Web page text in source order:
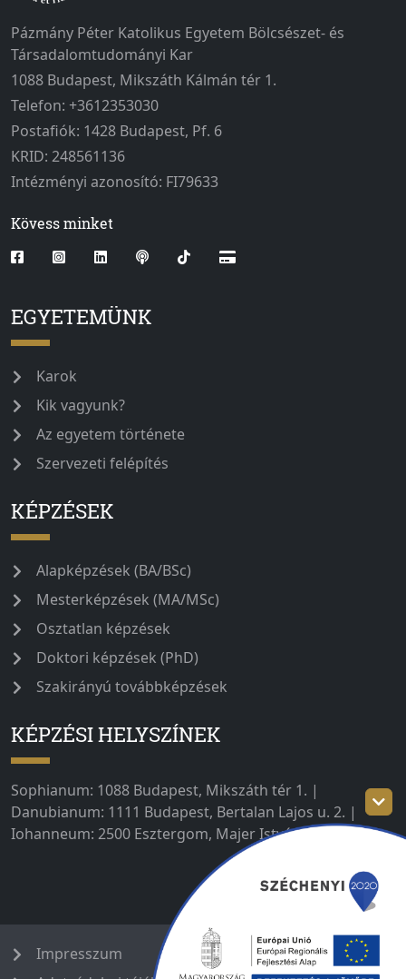
Pázmány Péter Katolikus Egyetem Bölcsészet- és
Társadalomtudományi Kar
1088 Budapest, Mikszáth Kálmán tér 1.
Telefon: +3612353030
Postafiók: 1428 Budapest, Pf. 6
KRID: 248561136
Intézményi azonosító: FI79633
Kövess minket
EGYETEMÜNK
Karok
Kik vagyunk?
Az egyetem története
Szervezeti felépítés
KÉPZÉSEK
Alapképzések (BA/BSc)
Mesterképzések (MA/MSc)
Osztatlan képzések
Doktori képzések (PhD)
Szakirányú továbbképzések
KÉPZÉSI HELYSZÍNEK
Sophianum: 1088 Budapest, Mikszáth tér 1. |
Danubianum: 1111 Budapest, Bertalan Lajos u. 2. |
Iohanneum: 2500 Esztergom, Majer István út 1–3.
Impresszum